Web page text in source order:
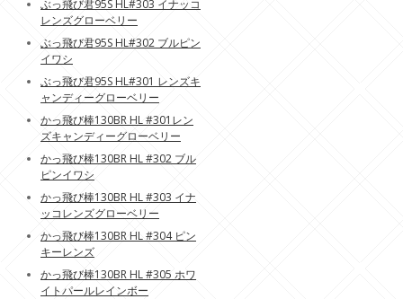
ぶっ飛び君95S HL#303 イナッコ
レンズグローベリー
ぶっ飛び君95S HL#302 ブルピン
イワシ
ぶっ飛び君95S HL#301 レンズキ
ャンディーグローベリー
かっ飛び棒130BR HL #301レン
ズキャンディーグローベリー
かっ飛び棒130BR HL #302 ブル
ピンイワシ
かっ飛び棒130BR HL #303 イナ
ッコレンズグローベリー
かっ飛び棒130BR HL #304 ピン
キーレンズ
かっ飛び棒130BR HL #305 ホワ
イトパールレインボー